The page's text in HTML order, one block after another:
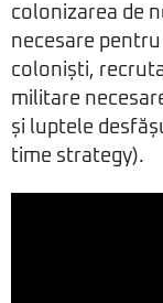
colonizarea de
necesare
coloniști,
militare
și luptele
time strategy).